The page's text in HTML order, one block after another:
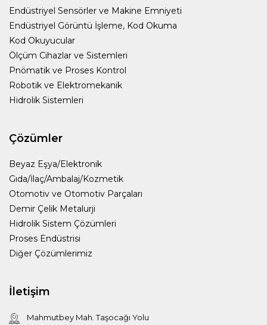
Endüstriyel Sensörler ve Makine Emniyeti
Endüstriyel Görüntü İşleme, Kod Okuma
Kod Okuyucular
Ölçüm Cihazlar ve Sistemleri
Pnömatik ve Proses Kontrol
Robotik ve Elektromekanik
Hidrolik Sistemleri
Çözümler
Beyaz Eşya/Elektronik
Gıda/İlaç/Ambalaj/Kozmetik
Otomotiv ve Otomotiv Parçaları
Demir Çelik Metalurji
Hidrolik Sistem Çözümleri
Proses Endüstrisi
Diğer Çözümlerimiz
İletişim
Mahmutbey Mah. Taşocağı Yolu